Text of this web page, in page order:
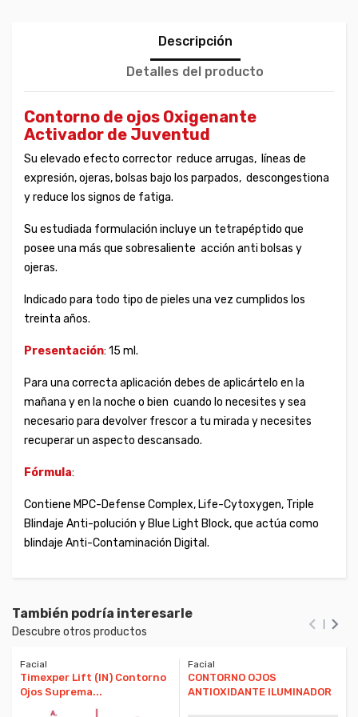
Descripción
Detalles del producto
Contorno de ojos Oxigenante
Activador de Juventud
Su elevado efecto corrector reduce arrugas, líneas de
expresión, ojeras, bolsas bajo los parpados, descongestiona
y reduce los signos de fatiga.
Su estudiada formulación incluye un tetrapéptido que
posee una más que sobresaliente acción anti bolsas y
ojeras.
Indicado para todo tipo de pieles una vez cumplidos los
treinta años.
Presentación: 15 ml.
Para una correcta aplicación debes de aplicártelo en la
mañana y en la noche o bien cuando lo necesites y sea
necesario para devolver frescor a tu mirada y necesites
recuperar un aspecto descansado.
Fórmula:
Contiene MPC-Defense Complex, Life-Cytoxygen, Triple
Blindaje Anti-polución y Blue Light Block, que actúa como
blindaje Anti-Contaminación Digital.
También podría interesarle
Descubre otros productos
Facial
Timexper Lift (IN) Contorno
Ojos Suprema...
Facial
CONTORNO OJOS
ANTIOXIDANTE ILUMINADOR
 